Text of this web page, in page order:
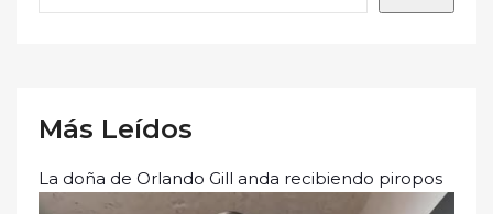
Más Leídos
La doña de Orlando Gill anda recibiendo piropos